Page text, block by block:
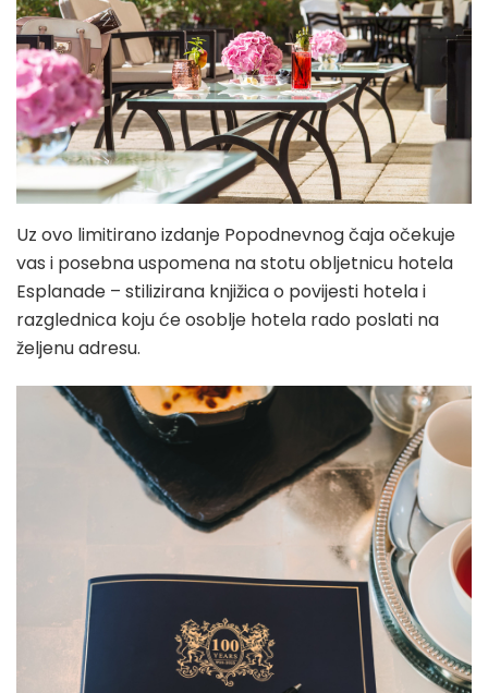
Uz ovo limitirano izdanje Popodnevnog čaja očekuje
vas i posebna uspomena na stotu obljetnicu hotela
Esplanade – stilizirana knjižica o povijesti hotela i
razglednica koju će osoblje hotela rado poslati na
željenu adresu.